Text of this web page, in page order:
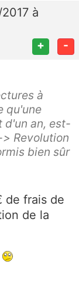
à
+ -
à
qu'une
d'un an, est-
Revolution
bien sûr
de frais de
de la